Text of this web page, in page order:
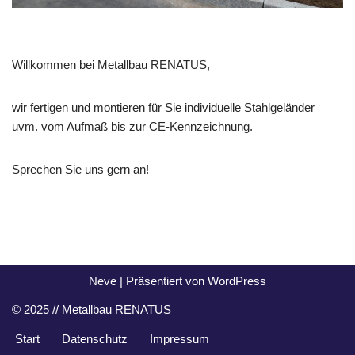
Willkommen bei Metallbau RENATUS,
wir fertigen und montieren für Sie individuelle Stahlgeländer
uvm. vom Aufmaß bis zur CE-Kennzeichnung.
Sprechen Sie uns gern an!
Neve | Präsentiert von WordPress
© 2025 // Metallbau RENATUS
Start Datenschutz Impressum